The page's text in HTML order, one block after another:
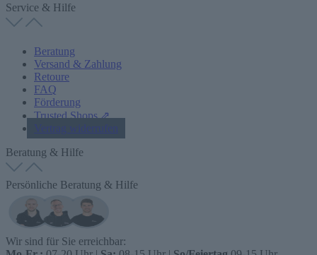
Service & Hilfe
Beratung
Versand & Zahlung
Retoure
FAQ
Förderung
Trusted Shops ⇗
Vertrag widerrufen
Beratung & Hilfe
Persönliche Beratung & Hilfe
Wir sind für Sie erreichbar: